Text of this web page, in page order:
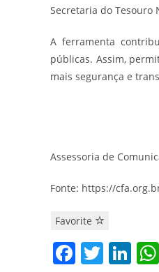
Secretaria do Tesouro
A ferramenta
públicas. Assim,
mais segurança e
Assessoria de
Fonte: https://
Favorite
F T Li